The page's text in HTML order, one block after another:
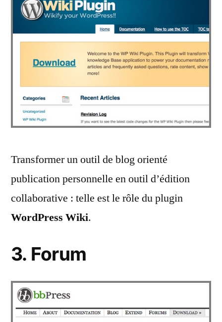
Transformer un outil de blog orienté
publication personnelle en outil d’édition
collaborative : telle est le rôle du plugin
WordPress Wiki.
3. Forum